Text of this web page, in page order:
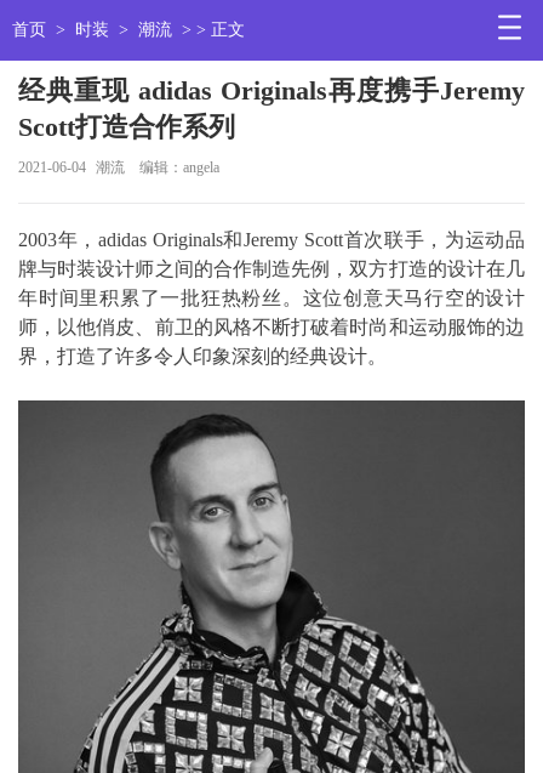
首页 > 时装 > 潮流 > > 正文
经典重现 adidas Originals再度携手Jeremy
Scott打造合作系列
2021-06-04 潮流 编辑：angela
2003年，adidas Originals和Jeremy Scott首次联手，为运动品
牌与时装设计师之间的合作制造先例，双方打造的设计在几
年时间里积累了一批狂热粉丝。这位创意天马行空的设计
师，以他俏皮、前卫的风格不断打破着时尚和运动服饰的边
界，打造了许多令人印象深刻的经典设计。